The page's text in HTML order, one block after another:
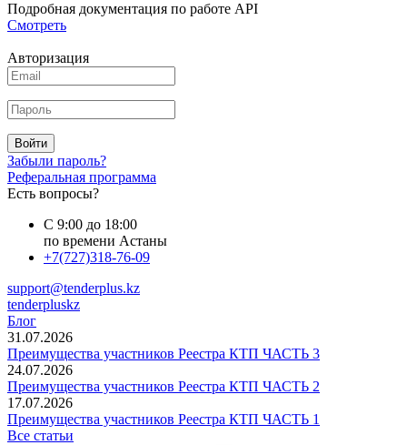
Подробная документация по работе API
Смотреть
Авторизация
Войти
Забыли пароль?
Реферальная программа
Есть вопросы?
С 9:00 до 18:00
по времени Астаны
+7(727)318-76-09
support@tenderplus.kz
tenderpluskz
Блог
31.07.2026
Преимущества участников Реестра КТП ЧАСТЬ 3
24.07.2026
Преимущества участников Реестра КТП ЧАСТЬ 2
17.07.2026
Преимущества участников Реестра КТП ЧАСТЬ 1
Все статьи